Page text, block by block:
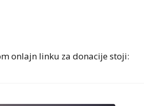
onlajn linku za donacije stoji: